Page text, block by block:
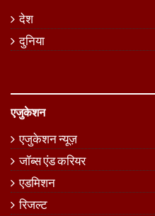
देश
दुनिया
एजुकेशन
एजुकेशन न्यूज़
जॉब्स एंड करियर
एडमिशन
रिजल्ट